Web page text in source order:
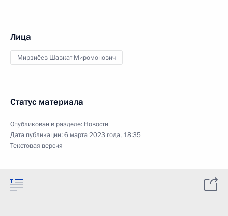
Лица
Мирзиёев Шавкат Миромонович
Статус материала
Опубликован в разделе: Новости
Дата публикации:6 марта 2023 года, 18:35
Текстовая версия